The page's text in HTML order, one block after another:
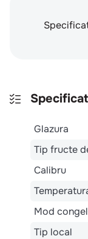
Glazura
Tip fructe
Calibru
Mod
Tip local